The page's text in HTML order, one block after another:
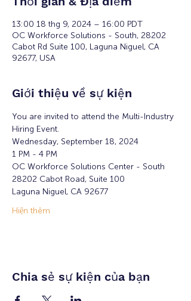
13:00 18 thg 9, 2024 – 16:00 PDT
OC Workforce Solutions - South, 28202
Cabot Rd Suite 100, Laguna Niguel, CA
92677, USA
Giới thiệu về sự kiện
You are invited to attend the Multi-Industry
Hiring Event.
Wednesday, September 18, 2024
1 PM - 4 PM
OC Workforce Solutions Center - South
28202 Cabot Road, Suite 100
Laguna Niguel, CA 92677
Hiện thêm
Chia sẻ sự kiện của bạn